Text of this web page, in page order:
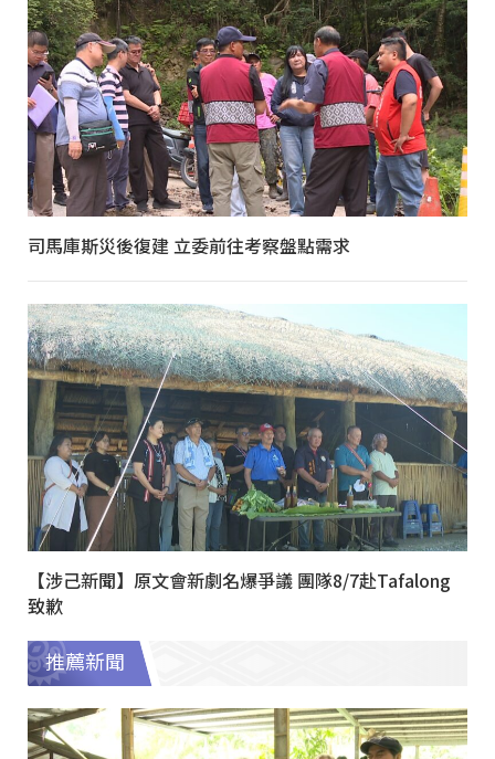
司馬庫斯災後復建 立委前往考察盤點需求
【涉己新聞】原文會新劇名爆爭議 團隊8/7赴Tafalong
致歉
推薦新聞